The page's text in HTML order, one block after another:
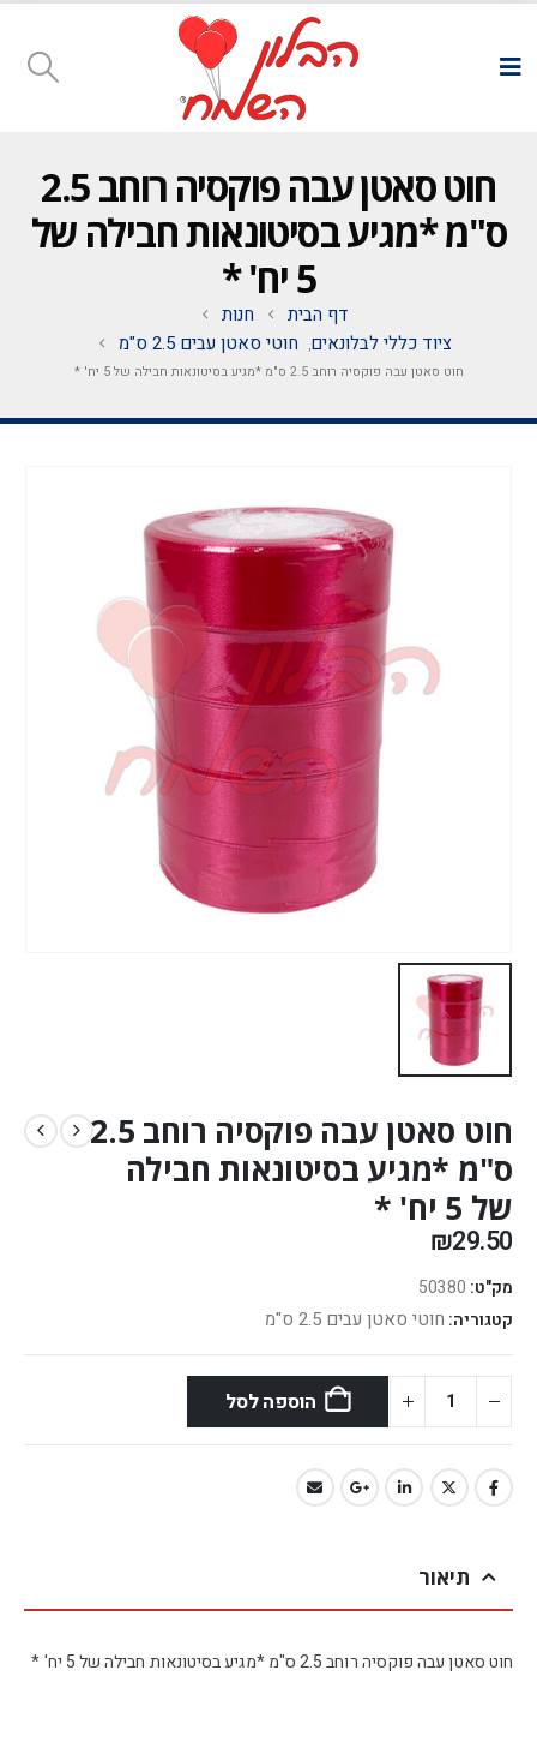
חוט סאטן עבה פוקסיה רוחב 2.5
ס"מ *מגיע בסיטונאות חבילה של
5 יח' *
דף הבית
חנות
ציוד כללי לבלונאים, חוטי סאטן עבים 2.5 ס"מ
חוט סאטן עבה פוקסיה רוחב 2.5 ס"מ *מגיע בסיטונאות חבילה של 5 יח' *
חוט סאטן עבה פוקסיה רוחב 2.5
ס"מ *מגיע בסיטונאות חבילה
של 5 יח' *
₪29.50
מק"ט: 50380
קטגוריה: חוטי סאטן עבים 2.5 ס"מ
הוספה לסל
תיאור
חוט סאטן עבה פוקסיה רוחב 2.5 ס"מ *מגיע בסיטונאות חבילה של 5 יח' *